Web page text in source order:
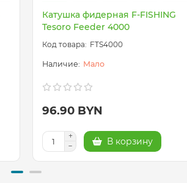
Катушка фидерная F-FISHING
Tesoro Feeder 4000
FTS4000
Мало
96.90 BYN
В корзину